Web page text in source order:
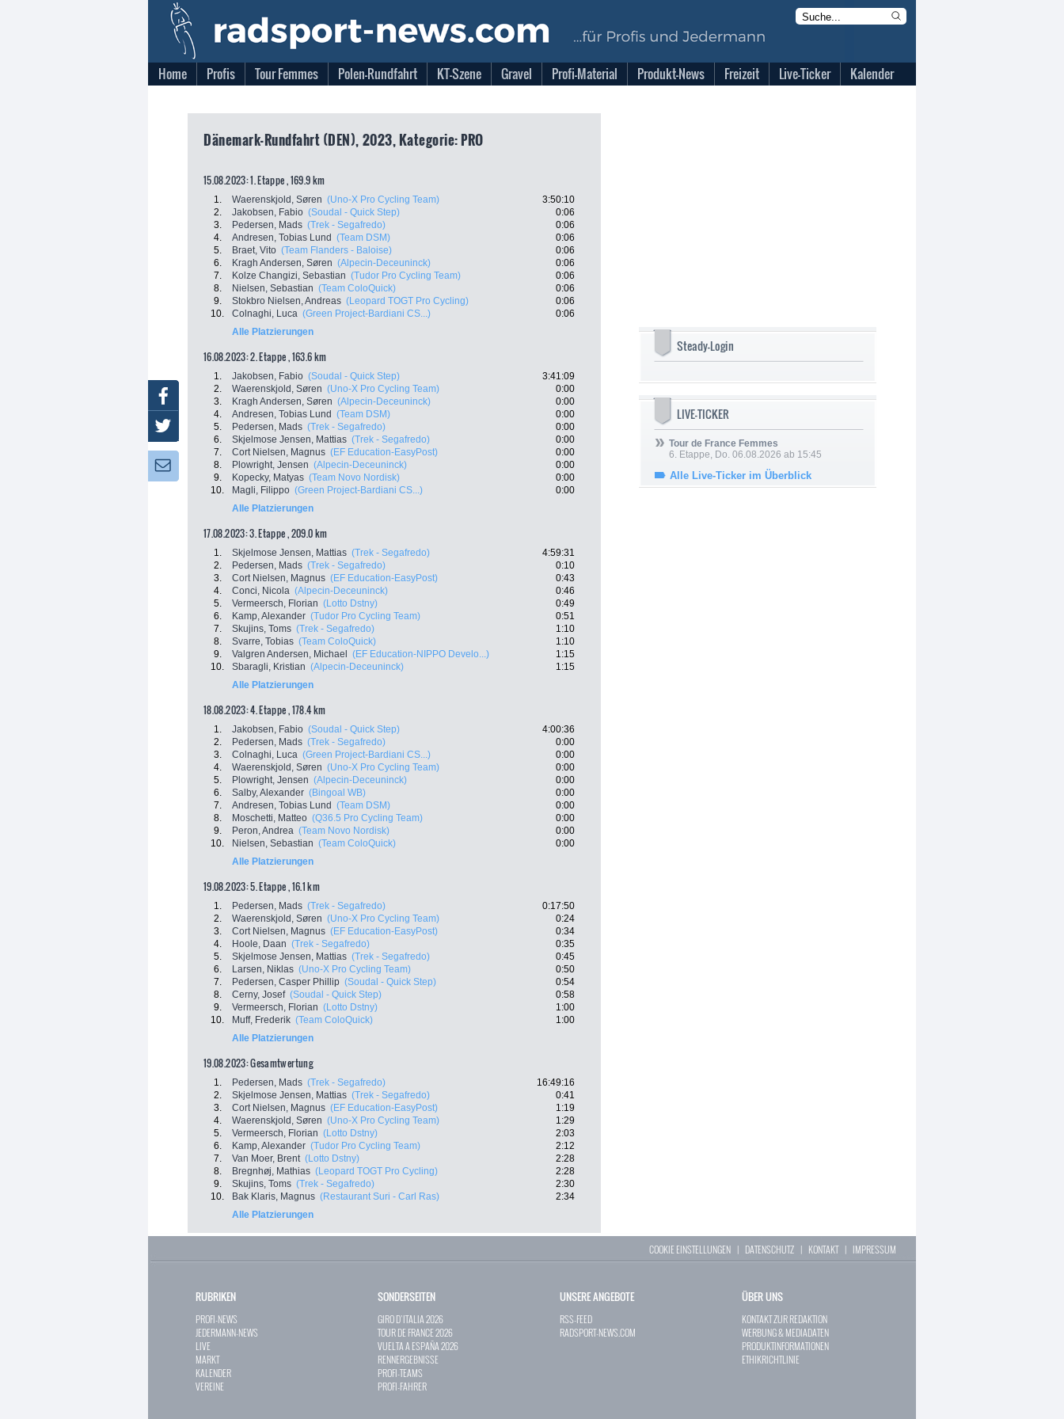
Home Profis Tour Femmes Polen-Rundfahrt KT-Szene Gravel Profi-Material Produkt-News Freizeit Live-Ticker Kalender
Dänemark-Rundfahrt (DEN), 2023, Kategorie: PRO
15.08.2023: 1. Etappe , 169.9 km
1. Waerenskjold, Søren (Uno-X Pro Cycling Team)
3:50:10
2.
Jakobsen, Fabio (Soudal - Quick Step)
0:06
3.
Pedersen, Mads (Trek - Segafredo)
0:06
4.
Andresen, Tobias Lund (Team DSM)
0:06
5.
Braet, Vito (Team Flanders - Baloise)
0:06
6.
Kragh Andersen, Søren (Alpecin-Deceuninck)
0:06
7.
Kolze Changizi, Sebastian (Tudor Pro Cycling Team)
0:06
8.
Nielsen, Sebastian (Team ColoQuick)
0:06
9.
Stokbro Nielsen, Andreas (Leopard TOGT Pro Cycling)
0:06
10.
Colnaghi, Luca (Green Project-Bardiani CS...)
0:06
Alle Platzierungen
16.08.2023: 2. Etappe , 163.6 km
1. Jakobsen, Fabio (Soudal - Quick Step)
3:41:09
2.
Waerenskjold, Søren (Uno-X Pro Cycling Team)
0:00
3.
Kragh Andersen, Søren (Alpecin-Deceuninck)
0:00
4.
Andresen, Tobias Lund (Team DSM)
0:00
5.
Pedersen, Mads (Trek - Segafredo)
0:00
6.
Skjelmose Jensen, Mattias (Trek - Segafredo)
0:00
7.
Cort Nielsen, Magnus (EF Education-EasyPost)
0:00
8.
Plowright, Jensen (Alpecin-Deceuninck)
0:00
9.
Kopecky, Matyas (Team Novo Nordisk)
0:00
10.
Magli, Filippo (Green Project-Bardiani CS...)
0:00
Alle Platzierungen
17.08.2023: 3. Etappe , 209.0 km
1. Skjelmose Jensen, Mattias (Trek - Segafredo)
4:59:31
2.
Pedersen, Mads (Trek - Segafredo)
0:10
3.
Cort Nielsen, Magnus (EF Education-EasyPost)
0:43
4.
Conci, Nicola (Alpecin-Deceuninck)
0:46
5.
Vermeersch, Florian (Lotto Dstny)
0:49
6.
Kamp, Alexander (Tudor Pro Cycling Team)
0:51
7.
Skujins, Toms (Trek - Segafredo)
1:10
8.
Svarre, Tobias (Team ColoQuick)
1:10
9.
Valgren Andersen, Michael (EF Education-NIPPO Develo...)
1:15
10.
Sbaragli, Kristian (Alpecin-Deceuninck)
1:15
Alle Platzierungen
18.08.2023: 4. Etappe , 178.4 km
1. Jakobsen, Fabio (Soudal - Quick Step)
4:00:36
2.
Pedersen, Mads (Trek - Segafredo)
0:00
3.
Colnaghi, Luca (Green Project-Bardiani CS...)
0:00
4.
Waerenskjold, Søren (Uno-X Pro Cycling Team)
0:00
5.
Plowright, Jensen (Alpecin-Deceuninck)
0:00
6.
Salby, Alexander (Bingoal WB)
0:00
7.
Andresen, Tobias Lund (Team DSM)
0:00
8.
Moschetti, Matteo (Q36.5 Pro Cycling Team)
0:00
9.
Peron, Andrea (Team Novo Nordisk)
0:00
10.
Nielsen, Sebastian (Team ColoQuick)
0:00
Alle Platzierungen
19.08.2023: 5. Etappe , 16.1 km
1. Pedersen, Mads (Trek - Segafredo)
0:17:50
2.
Waerenskjold, Søren (Uno-X Pro Cycling Team)
0:24
3.
Cort Nielsen, Magnus (EF Education-EasyPost)
0:34
4.
Hoole, Daan (Trek - Segafredo)
0:35
5.
Skjelmose Jensen, Mattias (Trek - Segafredo)
0:45
6.
Larsen, Niklas (Uno-X Pro Cycling Team)
0:50
7.
Pedersen, Casper Phillip (Soudal - Quick Step)
0:54
8.
Cerny, Josef (Soudal - Quick Step)
0:58
9.
Vermeersch, Florian (Lotto Dstny)
1:00
10.
Muff, Frederik (Team ColoQuick)
1:00
Alle Platzierungen
19.08.2023: Gesamtwertung
1. Pedersen, Mads (Trek - Segafredo)
16:49:16
2.
Skjelmose Jensen, Mattias (Trek - Segafredo)
0:41
3.
Cort Nielsen, Magnus (EF Education-EasyPost)
1:19
4.
Waerenskjold, Søren (Uno-X Pro Cycling Team)
1:29
5.
Vermeersch, Florian (Lotto Dstny)
2:03
6.
Kamp, Alexander (Tudor Pro Cycling Team)
2:12
7.
Van Moer, Brent (Lotto Dstny)
2:28
8.
Bregnhøj, Mathias (Leopard TOGT Pro Cycling)
2:28
9.
Skujins, Toms (Trek - Segafredo)
2:30
10.
Bak Klaris, Magnus (Restaurant Suri - Carl Ras)
2:34
Alle Platzierungen
Steady-Login
LIVE-TICKER
Tour de France Femmes
6. Etappe, Do. 06.08.2026 ab 15:45
Alle Live-Ticker im Überblick
Facebook
Twitter
Newsletter:
COOKIE EINSTELLUNGEN | DATENSCHUTZ | KONTAKT| IMPRESSUM
RUBRIKEN
PROFI-NEWS
JEDERMANN-NEWS
LIVE
MARKT
KALENDER
VEREINE
SONDERSEITEN
GIRO D`ITALIA 2026
TOUR DE FRANCE 2026
VUELTA A ESPAÑA 2026
RENNERGEBNISSE
PROFI-TEAMS
PROFI-FAHRER
UNSERE ANGEBOTE
RSS-FEED
RADSPORT-NEWS.COM
ÜBER UNS
KONTAKT ZUR REDAKTION
WERBUNG & MEDIADATEN
PRODUKTINFORMATIONEN
ETHIKRICHTLINIE